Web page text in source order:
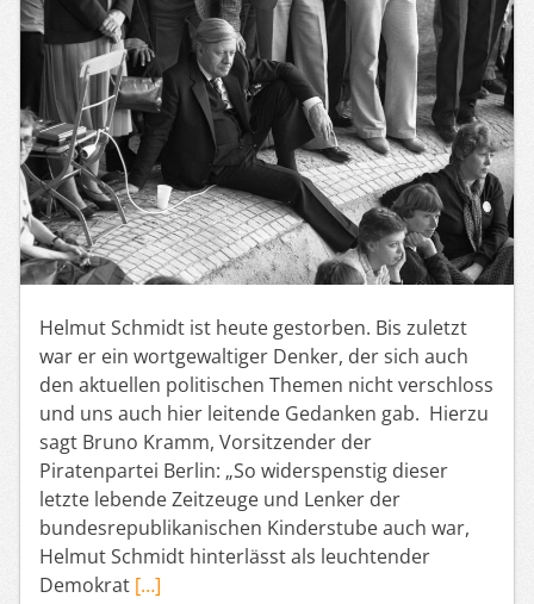
Helmut Schmidt ist heute gestorben. Bis zuletzt
war er ein wortgewaltiger Denker, der sich auch
den aktuellen politischen Themen nicht verschloss
und uns auch hier leitende Gedanken gab. Hierzu
sagt Bruno Kramm, Vorsitzender der
Piratenpartei Berlin: „So widerspenstig dieser
letzte lebende Zeitzeuge und Lenker der
bundesrepublikanischen Kinderstube auch war,
Helmut Schmidt hinterlässt als leuchtender
Demokrat […]